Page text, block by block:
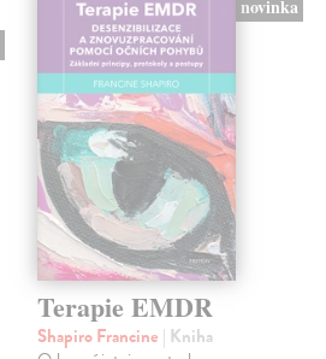
novinka
Terapie EMDR
Shapiro Francine | Kniha